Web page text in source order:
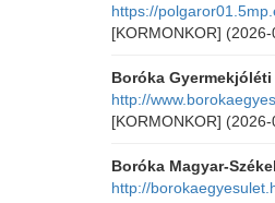
https://
[KORMONKOR]
Boróka
http://
[KORMONKOR]
Boróka Magyar-
http://